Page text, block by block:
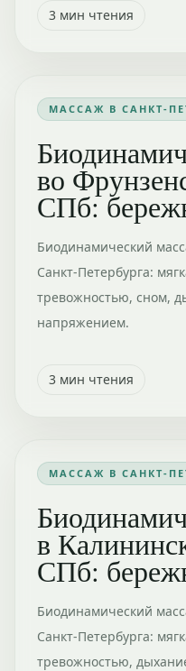
3 мин чтения
МАССАЖ В САНКТ-
во
СПб:
Биодинамический
Санкт-Петербурга:
тревожностью, сном,
напряжением.
3 мин чтения
МАССАЖ В САНКТ-
в
СПб:
Биодинамический
Санкт-Петербурга:
тревожностью,